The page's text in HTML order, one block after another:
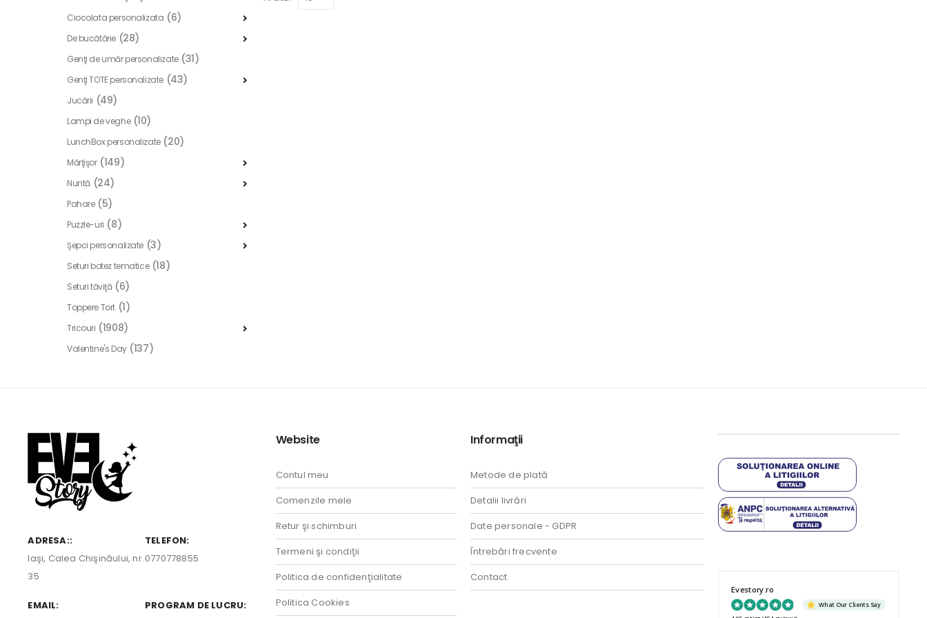
Ciocolata personalizata (6)
De bucătărie (28)
Genţi de umăr personalizate (31)
Genţi TOTE personalizate (43)
Jucării (49)
Lampi de veghe (10)
LunchBox personalizate (20)
Mărţişor (149)
Nuntă (24)
Pahare (5)
Puzzle-uri (8)
Şepci personalizate (3)
Seturi botez tematice (18)
Seturi tăviţă (6)
Toppere Tort (1)
Tricouri (1908)
Valentine's Day (137)
ADRESA::
Iaşi, Calea Chişinăului, nr.
35
TELEFON:
0770778855
EMAIL:
PROGRAM DE LUCRU:
Website
Contul meu
Comenzile mele
Retur şi schimburi
Termeni şi condiţii
Politica de confidenţialitate
Politica Cookies
Informaţii
Metode de plată
Detalii livrări
Date personale - GDPR
Întrebări frecvente
Contact
Evestory.ro
What Our Clients Say